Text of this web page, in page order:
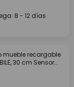
8 - 12 días
mueble recargable
30 cm Sensor